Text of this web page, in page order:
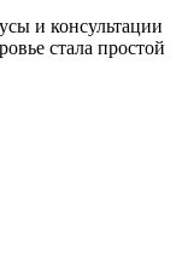
и консультации
стала простой